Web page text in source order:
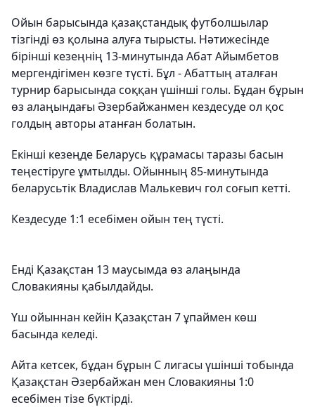
Ойын барысында қазақстандық футболшылар
тізгінді өз қолына алуға тырысты. Нәтижесінде
бірінші кезеңнің 13-минутында Абат Айымбетов
мергендігімен көзге түсті. Бұл - Абаттың аталған
турнир барысында соққан үшінші голы. Бұдан бұрын
өз алаңындағы Әзербайжанмен кездесуде ол қос
голдың авторы атанған болатын.
Екінші кезеңде Беларусь құрамасы таразы басын
теңестіруге ұмтылды. Ойынның 85-минутында
беларусьтік Владислав Малькевич гол соғып кетті.
Кездесуде 1:1 есебімен ойын тең түсті.
Енді Қазақстан 13 маусымда өз алаңында
Словакияны қабылдайды.
Үш ойыннан кейін Қазақстан 7 ұпаймен көш
басында келеді.
Айта кетсек, бұдан бұрын С лигасы үшінші тобында
Қазақстан Әзербайжан мен Словакияны 1:0
есебімен тізе бүктірді.